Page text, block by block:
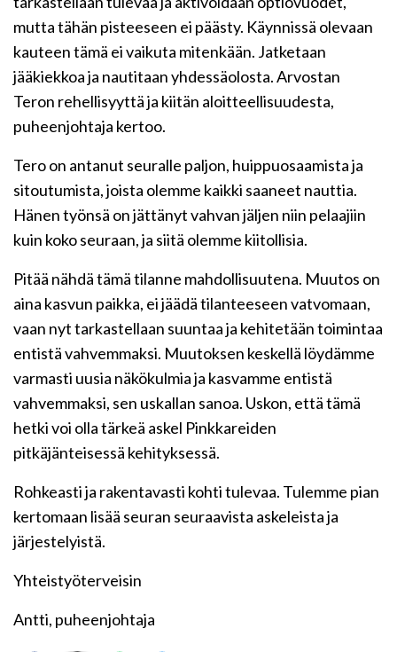
mutta tähän pisteeseen ei päästy. Käynnissä olevaan
kauteen tämä ei vaikuta mitenkään. Jatketaan
jääkiekkoa ja nautitaan yhdessäolosta. Arvostan
Teron rehellisyyttä ja kiitän aloitteellisuudesta,
puheenjohtaja kertoo.
Tero on antanut seuralle paljon, huippuosaamista ja
sitoutumista, joista olemme kaikki saaneet nauttia.
Hänen työnsä on jättänyt vahvan jäljen niin pelaajiin
kuin koko seuraan, ja siitä olemme kiitollisia.
Pitää nähdä tämä tilanne mahdollisuutena. Muutos on
aina kasvun paikka, ei jäädä tilanteeseen vatvomaan,
vaan nyt tarkastellaan suuntaa ja kehitetään toimintaa
entistä vahvemmaksi. Muutoksen keskellä löydämme
varmasti uusia näkökulmia ja kasvamme entistä
vahvemmaksi, sen uskallan sanoa. Uskon, että tämä
hetki voi olla tärkeä askel Pinkkareiden
pitkäjänteisessä kehityksessä.
Rohkeasti ja rakentavasti kohti tulevaa. Tulemme pian
kertomaan lisää seuran seuraavista askeleista ja
järjestelyistä.
Yhteistyöterveisin
Antti, puheenjohtaja